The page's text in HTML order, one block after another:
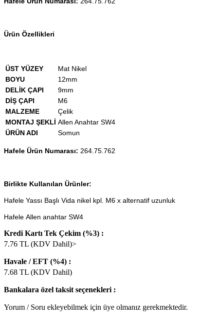
Ürün Özellikleri
ÜST YÜZEY
Mat Nikel
BOYU
12mm
DELİK ÇAPI
9mm
DİŞ ÇAPI
M6
MALZEME
Çelik
MONTAJ ŞEKLİ Allen Anahtar SW4
ÜRÜN ADI
Somun
Hafele Ürün Numarası: 264.75.762
Birlikte Kullanılan Ürünler:
Hafele Yassı Başlı Vida nikel kpl. M6 x alternatif uzunluk
Hafele Allen anahtar SW4
Kredi Kartı Tek Çekim (%3) :
7.76 TL (KDV Dahil)>
Havale / EFT (%4) :
7.68 TL (KDV Dahil)
Bankalara özel taksit seçenekleri :
Yorum / Soru ekleyebilmek için üye olmanız gerekmektedir.